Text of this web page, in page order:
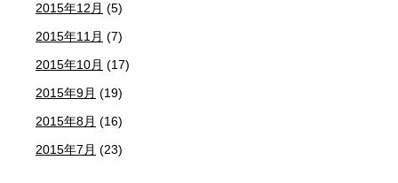
2015年12月 (5)
2015年11月 (7)
2015年10月 (17)
2015年9月 (19)
2015年8月 (16)
2015年7月 (23)